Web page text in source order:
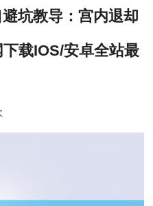
坑教导：宫内退却
载IOS/安卓全站最